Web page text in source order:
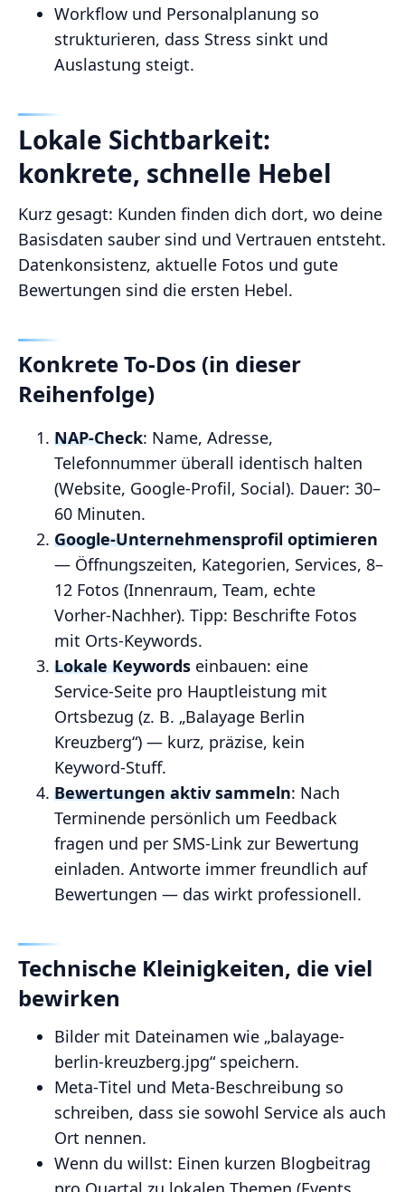
Workflow und Personalplanung so
strukturieren, dass Stress sinkt und
Auslastung steigt.
Lokale Sichtbarkeit:
konkrete, schnelle Hebel
Kurz gesagt: Kunden finden dich dort, wo deine
Basisdaten sauber sind und Vertrauen entsteht.
Datenkonsistenz, aktuelle Fotos und gute
Bewertungen sind die ersten Hebel.
Konkrete To‑Dos (in dieser
Reihenfolge)
NAP‑Check: Name, Adresse,
Telefonnummer überall identisch halten
(Website, Google‑Profil, Social). Dauer: 30–
60 Minuten.
Google‑Unternehmensprofil optimieren
— Öffnungszeiten, Kategorien, Services, 8–
12 Fotos (Innenraum, Team, echte
Vorher‑Nachher). Tipp: Beschrifte Fotos
mit Orts‑Keywords.
Lokale Keywords einbauen: eine
Service‑Seite pro Hauptleistung mit
Ortsbezug (z. B. „Balayage Berlin
Kreuzberg“) — kurz, präzise, kein
Keyword‑Stuff.
Bewertungen aktiv sammeln: Nach
Terminende persönlich um Feedback
fragen und per SMS‑Link zur Bewertung
einladen. Antworte immer freundlich auf
Bewertungen — das wirkt professionell.
Technische Kleinigkeiten, die viel
bewirken
Bilder mit Dateinamen wie „balayage-
berlin-kreuzberg.jpg“ speichern.
Meta‑Titel und Meta‑Beschreibung so
schreiben, dass sie sowohl Service als auch
Ort nennen.
Wenn du willst: Einen kurzen Blogbeitrag